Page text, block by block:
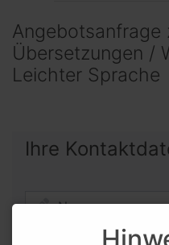
Angebotsanfrage
Übersetzungen /
Leichter Sprache
Ihre